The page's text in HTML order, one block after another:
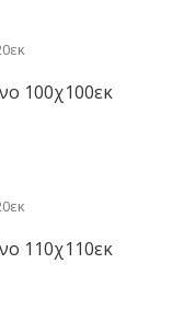
100χ100εκ
110χ110εκ